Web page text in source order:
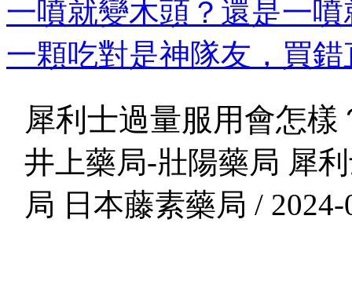
一噴就變木頭？還是一
一顆吃對是神隊友，買
犀利士過量服用會怎
井上藥局-壯陽藥局 犀
局 日本藤素藥局 / 2024-